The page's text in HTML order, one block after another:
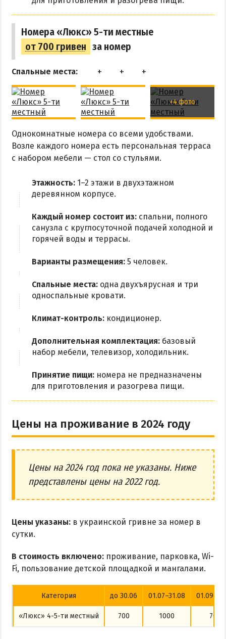
Рыбалка
ЭКСКУРСИИ И МАРШРУТЫ
Остров Папанина
Остров Бирючий
ПРОЕЗД
По Геническу и на косу
Такси по косе
Из Днепра
Из Харькова
Из Сум
Из Киева
Номера «Люкс» 5-ти местные
от 700 гривен за номер
Спальные места:
+4 фото
Однокомнатные номера со всеми удобствами.
Возле каждого номера есть персональная терраса
с набором мебели — стол со стульями.
Этажность: 1–2 этажи в двухэтажном
деревянном корпусе.
Каждый номер состоит из: спальни, полного
санузла с круглосуточной подачей холодной и
горячей воды и террасы.
Варианты размещения: 5 человек.
Спальные места: одна двухъярусная и три
односпальные кровати.
Климат-контроль: кондиционер.
Дополнительная комплектация: базовый
набор мебели, телевизор, холодильник.
Принятие пищи: номера не предназначены
для приготовления и разогрева пищи.
Цены на проживание в 2024 году
Цены на 2024 год пока не указаны. Ниже
представлены цены на 2022 год.
Цены указаны: в украинской гривне за номер в
сутки.
В стоимость включено: проживание, парковка, Wi-
Fi, пользование детской площадкой и мангалами.
Категория до 30.06 01.07–31.08
«Люкс» 4-5-ти местный 700 1000 700